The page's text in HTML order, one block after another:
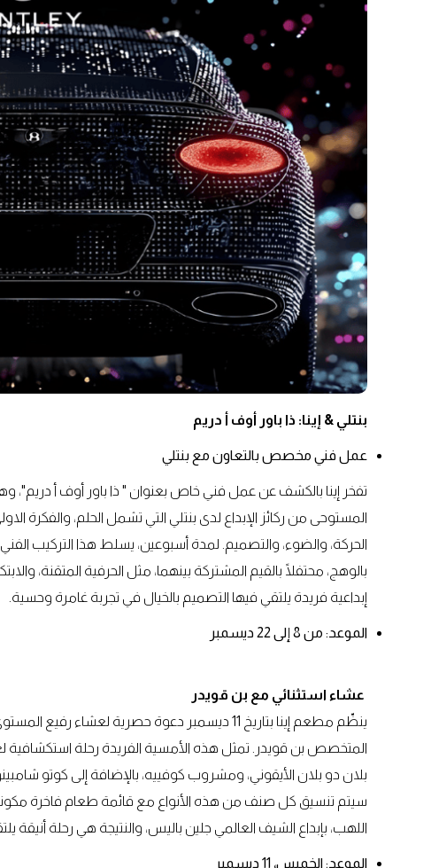
بنتلي & إينا: ذا باور أوف أ دريم
عمل فني مخصص بالتعاون مع بنتلي
تفخر إينا بالكشف عن عمل فني خاص بعنوان " ذا باور أوف أ دريم"،
المستوحى من ركائز الإبداع لدى بنتلي التي تشمل الحلم، والفكرة
الحركة، والضوء، والتصميم. لمدة أسبوعين، يسلط هذا التركيب
بالوهج، محتفلًا بالقيم المشتركة بينهما، مثل الحرفية المتقنة،
إبداعية فريدة يلتقي فيها التصميم بالخيال في تجربة غامرة وحسية.
الموعد: من 8 إلى 22 ديسمبر
عشاء استثنائي مع بن قويدر
ينظّم مطعم إينا بتاريخ 11 ديسمبر دعوة حصرية
المتخصص بن قويدر. تمثل هذه الأمسية الفريدة رحلة استكشافية
بلان دو بلان الأيقوني، ومشروب كوفييه، بالإضافة إلى كوتو شامبينوا
سيتم تنسيق كل صنف من هذه الأنواع مع قائمة طعام فاخرة
اللهب، بإبداع الشيف العالمي جلين باليس، والنتيجة هي رحلة أنيقة
الموعد: الخميس، 11 ديسمبر